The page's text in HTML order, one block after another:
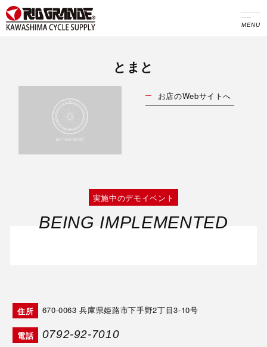
MENU
とまと
お店のWebサイトへ
実施中のデモイベント
BEING IMPLEMENTED
住所 670-0063兵庫県姫路市下手野2丁目3-10号
電話 0792-92-7010